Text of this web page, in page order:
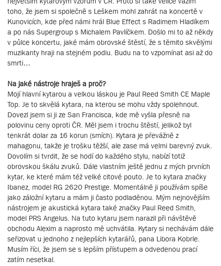
toho, že jsem si společně s Leškem mohl zahrát na koncertě v
Kunovicích, kde před námi hrál Blue Effect s Radimem Hladíkem
a po nás Supergroup s Michalem Pavlíčkem. Došlo mi to až někdy
v půlce koncertu, jaké mám obrovské štěstí, že s těmito skvělými
muzikanty hraji na stejném podiu. Budu na to vzpomínat asi až do
smrti…
Na jaké nástroje hraješ a proč?
Mojí hlavní kytarou a velkou láskou je Paul Reed Smith CE Maple
Top. Je to skvělá kytara, na kterou se mohu vždy spolehnout.
Dovezl jsem si ji ze San Francisca, kde mě vyšla přesně na
polovinu ceny oproti ČR. Měl jsem i trochu štěstí, jelikož byl
tenkrát dolar za 16 korun (smích). Kytara je převážně z
mahagonu, takže je trošku těžší, ale zase má velmi barevný zvuk.
Dovolím si tvrdit, že se hodí do každého stylu, nabízí totiž
obrovskou škálu zvuků. Dále vlastním ještě jednu z mých prvních
kytar, ke které mám též velké citové pouto. Je to kytara značky
Ibanez, model RG 2620 Prestige. Momentálně ji používám spíše
jako záložní kytaru a mám ji často podladěnou. Mým nejnovějším
nástrojem je akustická kytara také značky Paul Reed Smith,
model PRS Angelus. Na tuto kytaru jsem narazil při návštěvě
obchodu Alexim a naprosto mě uchvátila. Kytary si nechávám dále
seřizovat u jednoho z nejlepších kytarářů, pana Libora Kobrle.
Musím říci, že jsem se s lepším přístupem a odvedenou prací
zatím nesetkal.